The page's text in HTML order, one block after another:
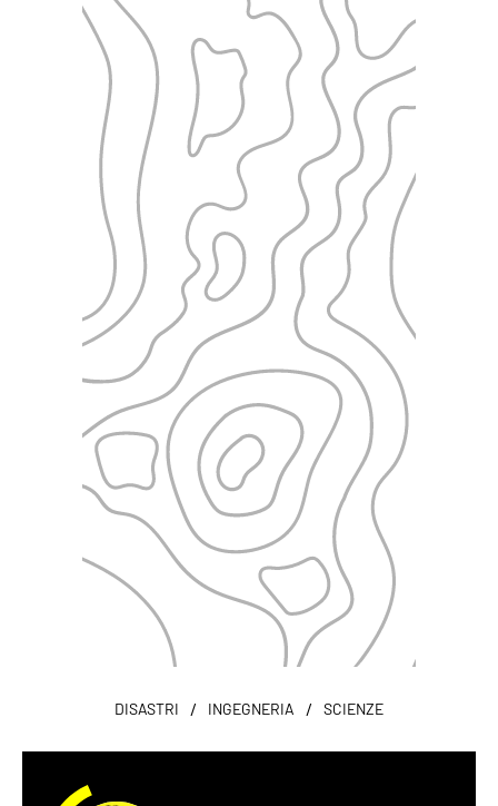
DISASTRI / INGEGNERIA / SCIENZE